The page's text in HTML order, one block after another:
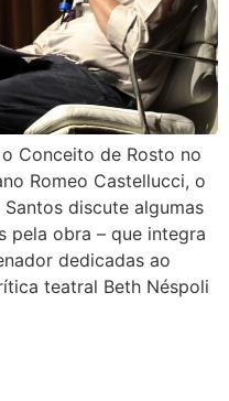
Conceito de Rosto no
Romeo Castellucci, o
discute algumas
pela obra – que integra
dedicadas ao
teatral Beth Néspoli